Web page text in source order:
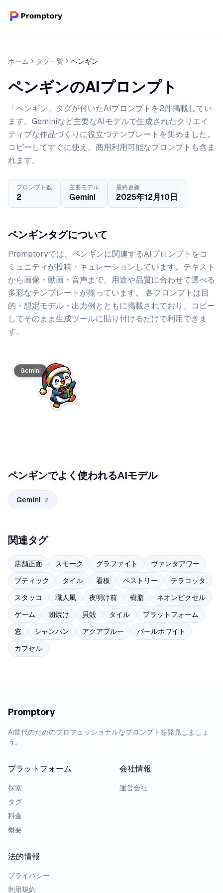
ホーム タグ一覧 ペンギン
ペンギンのAIプロンプト
「ペンギン」タグが付いたAIプロンプトを2件掲載してい
ます。Geminiなど主要なAIモデルで生成されたクリエイ
ティブな作品づくりに役立つテンプレートを集めました。
コピーしてすぐに使え、商用利用可能なプロンプトも含ま
れます。
プロンプト数
2
主要モデル
Gemini
最終更新
2025年12月10日
ペンギンタグについて
Promptoryでは、 ペンギンに関連するAIプロンプトをコ
ミュニティが投稿・キュレーションしています。 テキスト
から画像・動画・音声まで、用途や品質に合わせて選べる
多彩なテンプレートが揃っています。 各プロンプトは目
的・想定モデル・出力例とともに掲載されており、コピー
してそのまま生成ツールに貼り付けるだけで利用できま
す。
プロンプト一覧
Gemini
ペンギンでよく使われるAIモデル
Gemini 2
関連タグ
店舗正面 スモーク グラファイト
ヴァンタアワー
ブティック
タイル 看板 ペストリー
テラコッタ
スタッコ
職人風 夜明け前 樹脂
ネオンピクセル
ゲーム
朝焼け 貝殻 タイル
プラットフォーム
窓
シャンパン アクアブルー
パールホワイト
カプセル
Promptory
AI世代のためのプロフェッショナルなプロンプトを発見しましょ
う。
プラットフォーム
探索
タグ
料金
概要
会社情報
運営会社
法的情報
プライバシー
利用規約